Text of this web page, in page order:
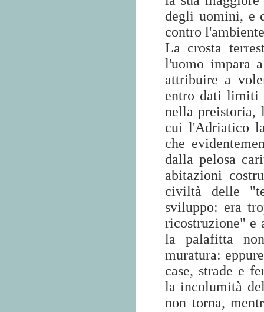
degli uomini, e
contro
La crosta
l'uomo impara
attribuire a
entro dati limiti
nella preistoria,
cui l'Adriatico
che
dalla pelosa
abitazioni
civiltà delle
sviluppo: era
ricostruzione" e
la palafitta
muratura:
case, strade e
la incolumità
non torna,